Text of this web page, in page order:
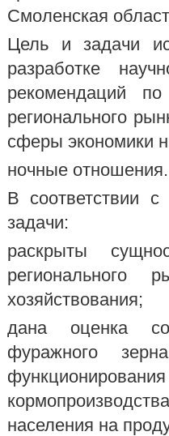
Смоленская
Цель и задачи
разработке
рекомендаций
регионального
сферы экономики
ночные отношения.
В соответствии
задачи:
раскрыты
хозяйствования;
дана оценка
фуражного
населения на